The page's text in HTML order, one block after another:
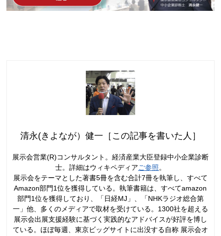
清永(きよなが）健一［この記事を書いた人］
展示会営業(R)コンサルタント。経済産業大臣登録中小企業診断
士。詳細はウィキペディアご参照。
展示会をテーマとした著書5冊を含む合計7冊を執筆し、すべて
Amazon部門1位を獲得している。執筆書籍は、すべてamazon
部門1位を獲得しており、「日経MJ」、「NHKラジオ総合第
一」他、多くのメディアで取材を受けている。1300社を超える
展示会出展支援経験に基づく実践的なアドバイスが好評を博し
ている。ほぼ毎週、東京ビッグサイトに出没する自称 展示会オ